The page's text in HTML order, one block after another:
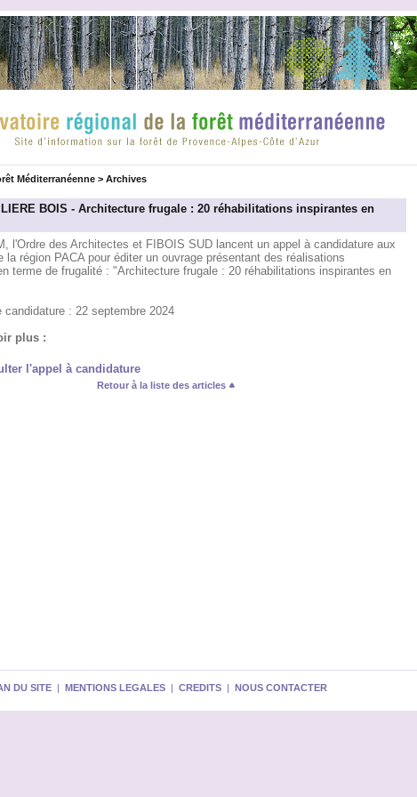
Méditerranéenne> Archives
BOIS - Architecture frugale : 20 réhabilitations inspirantes en
l'Ordre des Architectes et FIBOIS SUD lancent un appel à candidature aux
la région PACA pour éditer un ouvrage présentant des réalisations
terme de frugalité : "Architecture frugale : 20 réhabilitations inspirantes en
candidature : 22 septembre 2024
plus :
l'appel à candidature
Retour à la liste des articles
DU SITE | MENTIONS LEGALES | CREDITS | NOUS CONTACTER